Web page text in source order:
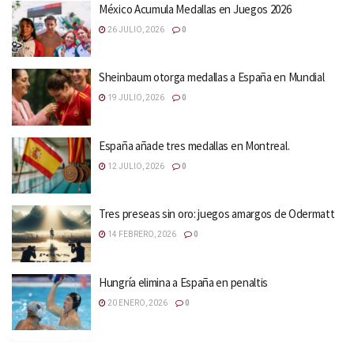
México Acumula Medallas en Juegos 2026
26 JULIO, 2026 0
Sheinbaum otorga medallas a España en Mundial
19 JULIO, 2026 0
España añade tres medallas en Montreal.
12 JULIO, 2026 0
Tres preseas sin oro: juegos amargos de Odermatt
14 FEBRERO, 2026 0
Hungría elimina a España en penaltis
20 ENERO, 2026 0